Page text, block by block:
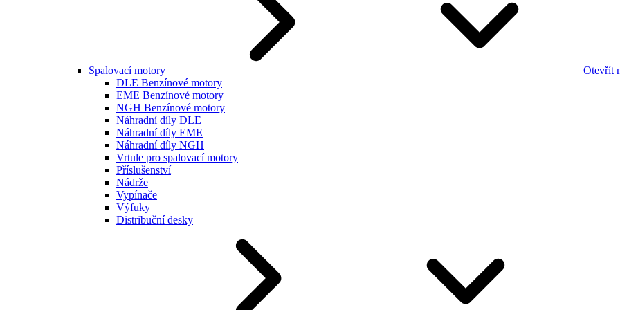
Spalovací motory
Otevřít
DLE Benzínové motory
EME Benzínové motory
NGH Benzínové motory
Náhradní díly DLE
Náhradní díly EME
Náhradní díly NGH
Vrtule pro spalovací motory
Příslušenství
Nádrže
Vypínače
Výfuky
Distribuční desky